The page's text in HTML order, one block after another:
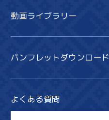
動画ライブラリー
パンフレットダウンロード
よくある質問